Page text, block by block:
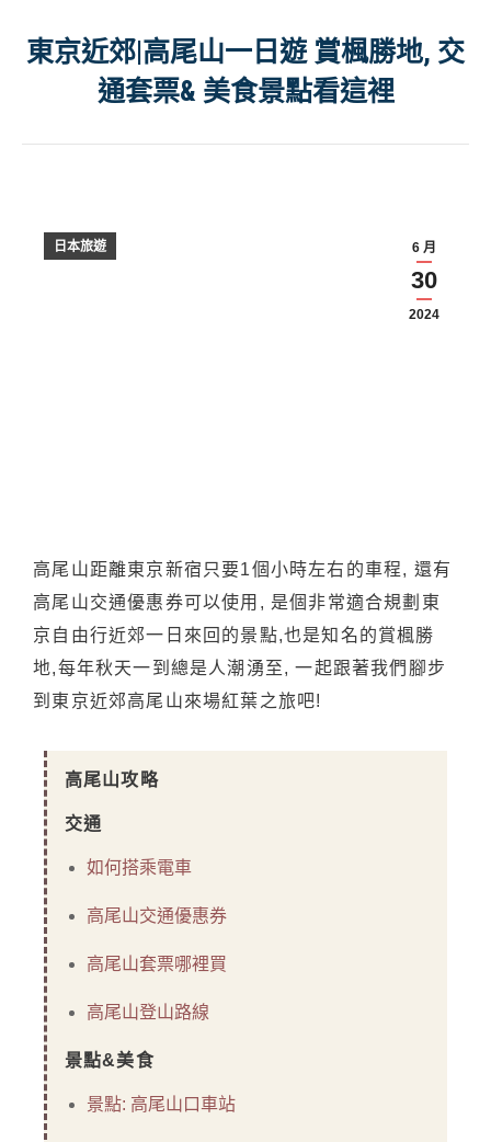
東京近郊|高尾山一日遊 賞楓勝地, 交
通套票& 美食景點看這裡
6 月
30
2024
日本旅遊
高尾山距離東京新宿只要1個小時左右的車程, 還有
高尾山交通優惠券可以使用, 是個非常適合規劃東
京自由行近郊一日來回的景點,也是知名的賞楓勝
地,每年秋天一到總是人潮湧至, 一起跟著我們腳步
到東京近郊高尾山來場紅葉之旅吧!
高尾山攻略
交通
如何搭乘電車
高尾山交通優惠券
高尾山套票哪裡買
高尾山登山路線
景點&美食
景點: 高尾山口車站